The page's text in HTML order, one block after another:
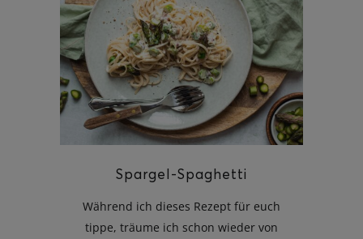
Spargel-Spaghetti
Während ich dieses Rezept für euch
tippe, träume ich schon wieder von